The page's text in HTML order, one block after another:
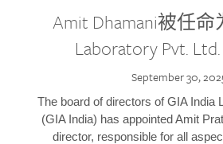
Amit Dhamani被任命
Laboratory Pvt.
September 30,
The board of directors of GIA India
(GIA India) has appointed Amit
director, responsible for all